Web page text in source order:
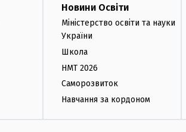
Новини Освіти
Міністерство освіти та науки
України
Школа
НМТ 2026
Саморозвиток
Навчання за кордоном